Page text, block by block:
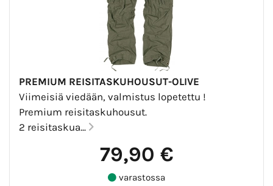
PREMIUM REISITASKUHOUSUT-OLIVE
Viimeisiä viedään, valmistus lopetettu !
Premium reisitaskuhousut.
2 reisitaskua...
79,90 €
varastossa